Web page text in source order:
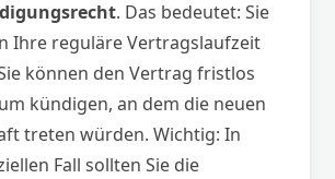
. Das bedeutet: Sie
Ihre reguläre Vertragslaufzeit
können den Vertrag fristlos
kündigen, an dem die neuen
treten würden. Wichtig: In
Fall sollten Sie die